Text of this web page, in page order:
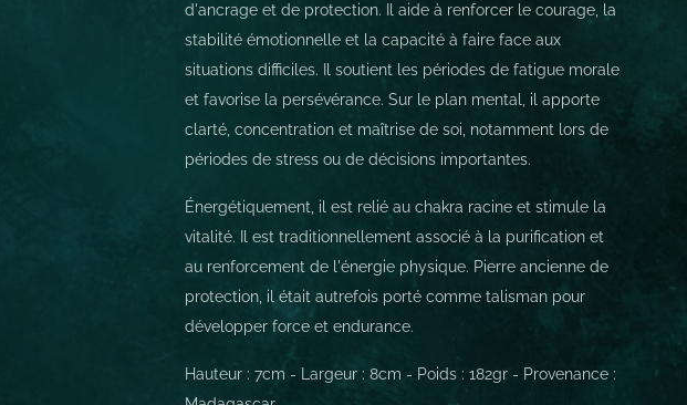
d'ancrage et de protection. Il aide à renforcer le courage, la
stabilité émotionnelle et la capacité à faire face aux
situations difficiles. Il soutient les périodes de fatigue morale
et favorise la persévérance. Sur le plan mental, il apporte
clarté, concentration et maîtrise de soi, notamment lors de
périodes de stress ou de décisions importantes.
Énergétiquement, il est relié au chakra racine et stimule la
vitalité. Il est traditionnellement associé à la purification et
au renforcement de l'énergie physique. Pierre ancienne de
protection, il était autrefois porté comme talisman pour
développer force et endurance.
Hauteur : 7cm - Largeur : 8cm - Poids : 182gr - Provenance :